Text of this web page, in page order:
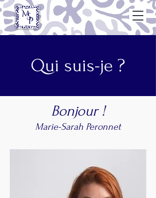
Qui suis-je ?
Bonjour !
Marie-Sarah Peronnet